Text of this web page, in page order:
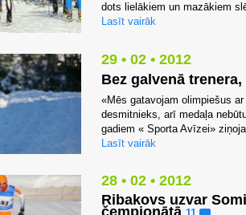
dots lielākiem un mazākiem
Lasīt vairāk
29 • 02 • 2012
Bez galvenā
«Mēs gatavojam olimpiešus
desmitnieks, arī medaļa
gadiem « Sporta Avīzei»
Lasīt vairāk
28 • 02 • 2012
Ribakovs uzvar
čempionātā